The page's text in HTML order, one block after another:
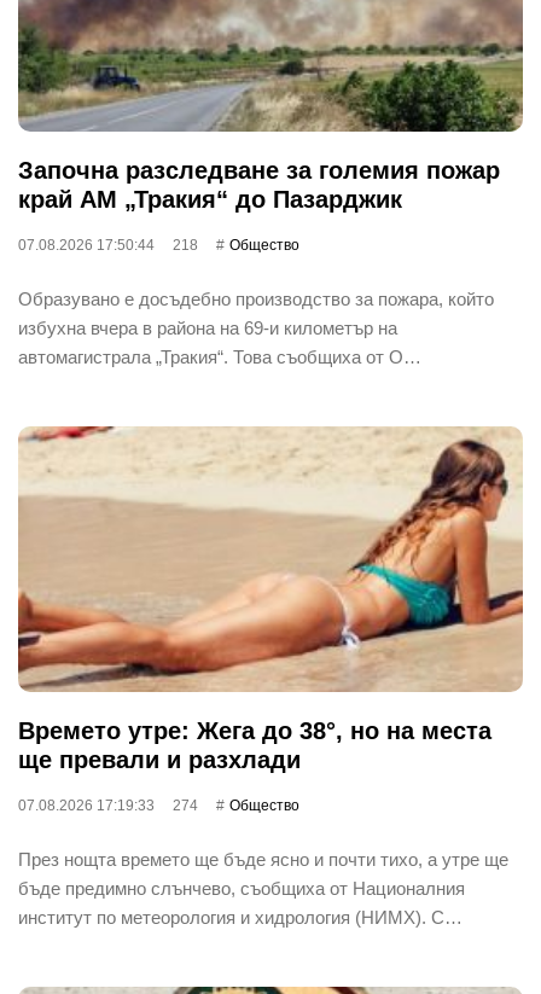
Започна разследване за големия пожар
край АМ „Тракия“ до Пазарджик
07.08.2026 17:50:44 218 Общество
Образувано е досъдебно производство за пожара, който
избухна вчера в района на 69-и километър на
автомагистрала „Тракия“. Това съобщиха от О…
Времето утре: Жега до 38°, но на места
ще превали и разхлади
07.08.2026 17:19:33 274 Общество
През нощта времето ще бъде ясно и почти тихо, а утре ще
бъде предимно слънчево, съобщиха от Националния
институт по метеорология и хидрология (НИМХ). С…